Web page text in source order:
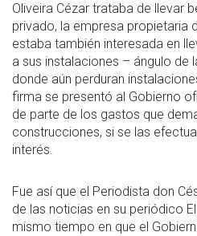
Oliveira Cézar trataba de llevar
privado, la empresa propietaria
estaba también interesada en
a sus instalaciones – ángulo de
donde aún perduran
firma se presentó al Gobierno
de parte de los gastos que
construcciones, si se las
interés.
Fue así que el Periodista don
de las noticias en su periódico
mismo tiempo en que el